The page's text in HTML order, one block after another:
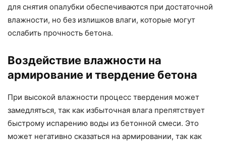
для снятия опалубки обеспечиваются при достаточной
влажности, но без излишков влаги, которые могут
ослабить прочность бетона.
Воздействие влажности на
армирование и твердение бетона
При высокой влажности процесс твердения может
замедляться, так как избыточная влага препятствует
быстрому испарению воды из бетонной смеси. Это
может негативно сказаться на армировании, так как